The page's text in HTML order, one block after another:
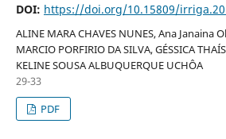
DOI: https://doi.org/10.15809/
ALINE MARA CHAVES NUNES, Ana Janaina
MARCIO PORFIRIO DA SILVA, GÉSSICA
KELINE SOUSA ALBUQUERQUE UCHÔA
29-33
PDF